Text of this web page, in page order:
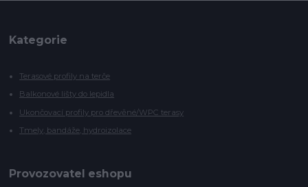
Kategorie
Terasové profily na terče
Balkonové lišty do lepidla
Ukončovací profily pro dřevěné/WPC terasy
Tmely, bandáže, hydroizolace
Provozovatel eshopu